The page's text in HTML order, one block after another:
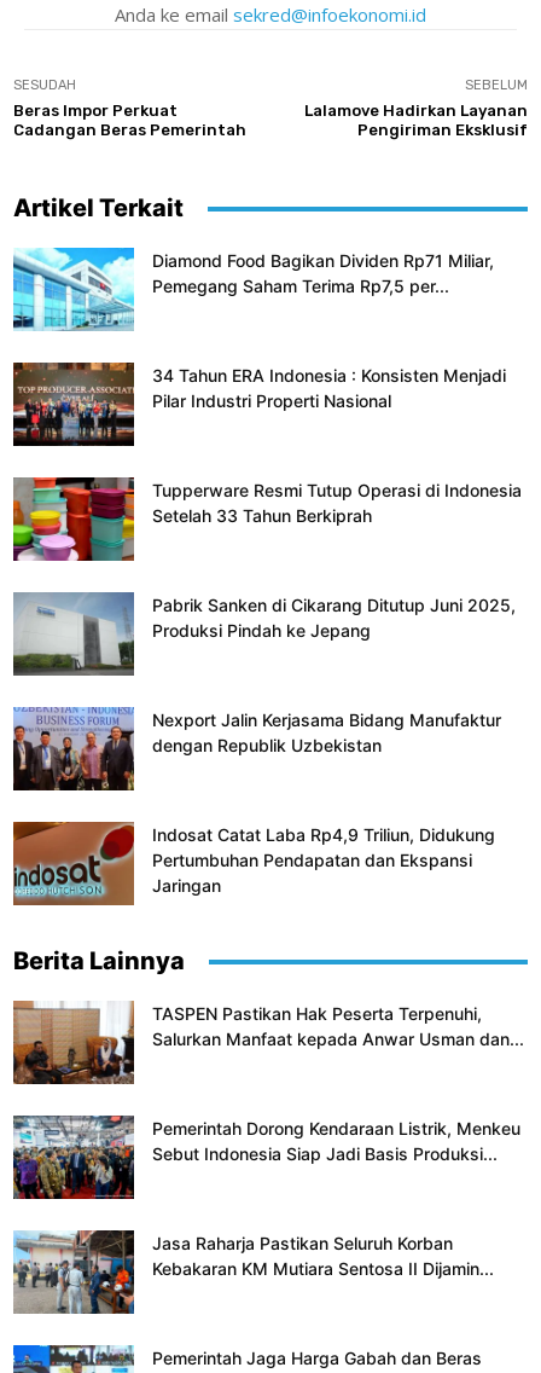
Anda ke email sekred@infoekonomi.id
SESUDAH
Beras Impor Perkuat
Cadangan Beras Pemerintah
SEBELUM
Lalamove Hadirkan Layanan
Pengiriman Eksklusif
Artikel Terkait
Diamond Food Bagikan Dividen Rp71 Miliar,
Pemegang Saham Terima Rp7,5 per...
34 Tahun ERA Indonesia : Konsisten Menjadi
Pilar Industri Properti Nasional
Tupperware Resmi Tutup Operasi di Indonesia
Setelah 33 Tahun Berkiprah
Pabrik Sanken di Cikarang Ditutup Juni 2025,
Produksi Pindah ke Jepang
Nexport Jalin Kerjasama Bidang Manufaktur
dengan Republik Uzbekistan
Indosat Catat Laba Rp4,9 Triliun, Didukung
Pertumbuhan Pendapatan dan Ekspansi
Jaringan
Berita Lainnya
TASPEN Pastikan Hak Peserta Terpenuhi,
Salurkan Manfaat kepada Anwar Usman dan...
Pemerintah Dorong Kendaraan Listrik, Menkeu
Sebut Indonesia Siap Jadi Basis Produksi...
Jasa Raharja Pastikan Seluruh Korban
Kebakaran KM Mutiara Sentosa II Dijamin...
Pemerintah Jaga Harga Gabah dan Beras